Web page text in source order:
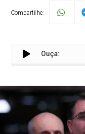
Compartilhe:
Ouça: